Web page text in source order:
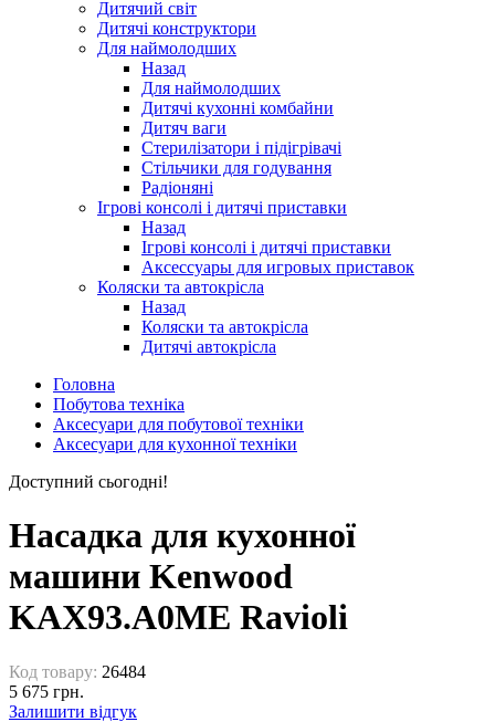
Дитячий світ
Дитячі конструктори
Для наймолодших
Назад
Для наймолодших
Дитячі кухонні комбайни
Дитяч ваги
Стерилізатори і підігрівачі
Стільчики для годування
Радіоняні
Ігрові консолі і дитячі приставки
Назад
Ігрові консолі і дитячі приставки
Аксессуары для игровых приставок
Коляски та автокрісла
Назад
Коляски та автокрісла
Дитячі автокрісла
Головна
Побутова техніка
Аксесуари для побутової техніки
Аксесуари для кухонної техніки
Доступний сьогодні!
Насадка для кухонної
машини Kenwood
KAX93.A0ME Ravioli
Код товару: 26484
5 675 грн.
Залишити відгук